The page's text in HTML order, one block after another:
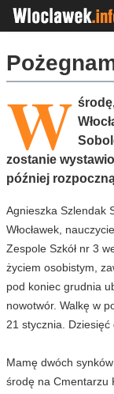
W
zostanie
później
Agnieszka Szlendak
Włocławek,
Zespole Szkół nr 3
życiem osobistym,
pod koniec grudnia
nowotwór. Walkę w
21 stycznia. Dziesięć
Mamę dwóch
środę na Cmentarzu